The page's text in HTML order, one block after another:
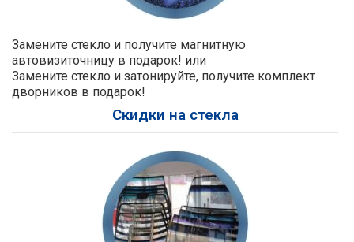
Замените стекло и получите магнитную
автовизиточницу в подарок! или
Замените стекло и затонируйте, получите комплект
дворников в подарок!
Скидки на стекла